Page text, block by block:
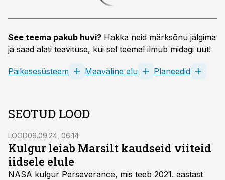
See teema pakub huvi? Hakka neid märksõnu jälgima
ja saad alati teavituse, kui sel teemal ilmub midagi uut!
Päikesesüsteem Maaväline elu Planeedid
SEOTUD LOOD
LOOD09.09.24, 06:14
Kulgur leiab Marsilt kaudseid viiteid
iidsele elule
NASA kulgur Perseverance, mis teeb 2021. aastast